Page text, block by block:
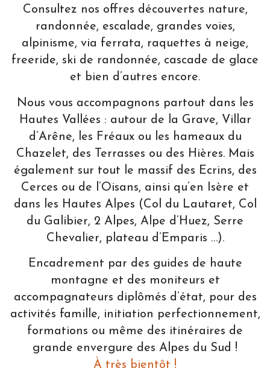
Consultez nos offres découvertes nature,
randonnée, escalade, grandes voies,
alpinisme, via ferrata, raquettes à neige,
freeride, ski de randonnée, cascade de glace
et bien d’autres encore.
Nous vous accompagnons partout dans les
Hautes Vallées : autour de la Grave, Villar
d’Arêne, les Fréaux ou les hameaux du
Chazelet, des Terrasses ou des Hières. Mais
également sur tout le massif des Ecrins, des
Cerces ou de l’Oisans, ainsi qu’en Isère et
dans les Hautes Alpes (Col du Lautaret, Col
du Galibier, 2 Alpes, Alpe d’Huez, Serre
Chevalier, plateau d’Emparis …).
Encadrement par des guides de haute
montagne et des moniteurs et
accompagnateurs diplômés d’état, pour des
activités famille, initiation perfectionnement,
formations ou même des itinéraires de
grande envergure des Alpes du Sud !
À très bientôt !